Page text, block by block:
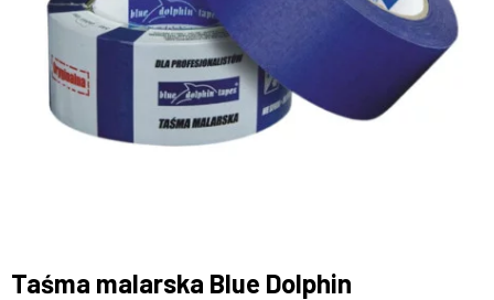
Taśma malarska Blue Dolphin